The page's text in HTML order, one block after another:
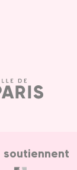
soutiennent